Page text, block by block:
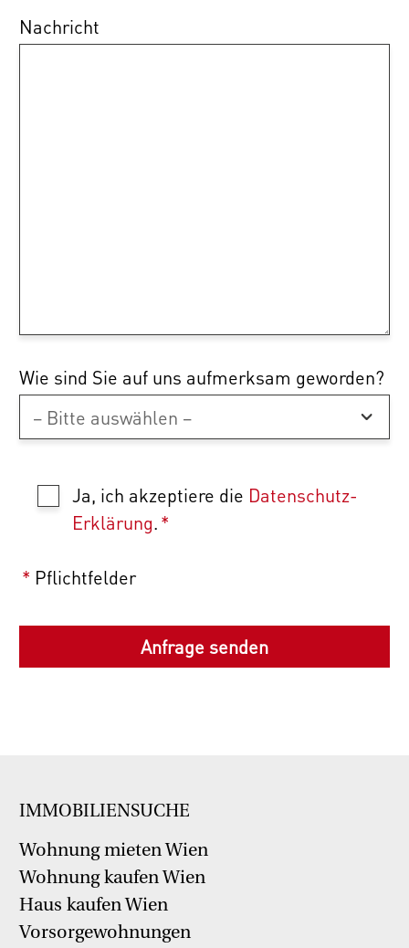
Nachricht
Wie sind Sie auf uns aufmerksam geworden?
Ja, ich akzeptiere die Datenschutz-
Erklärung.*
* Pflichtfelder
IMMOBILIENSUCHE
Wohnung mieten Wien
Wohnung kaufen Wien
Haus kaufen Wien
Vorsorgewohnungen